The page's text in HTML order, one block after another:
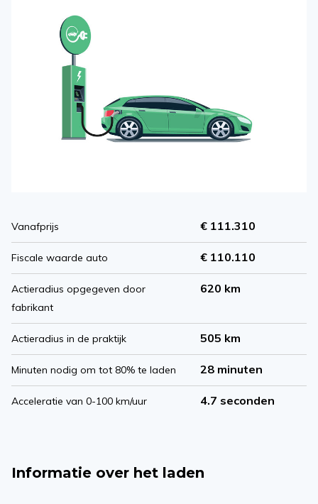
Vanafprijs € 111.310
Fiscale waarde auto € 110.110
Actieradius opgegeven door
fabrikant
620 km
Actieradius in de praktijk 505 km
Minuten nodig om tot 80% te laden 28 minuten
Acceleratie van 0-100 km/uur 4.7 seconden
Informatie over het laden